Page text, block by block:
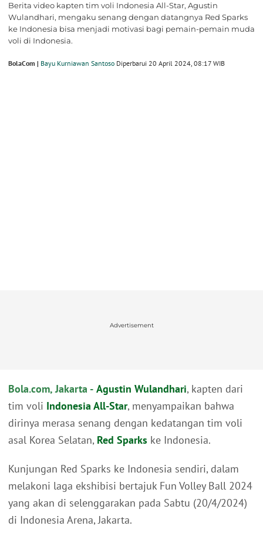
Berita video kapten tim voli Indonesia All-Star, Agustin
Wulandhari, mengaku senang dengan datangnya Red Sparks
ke Indonesia bisa menjadi motivasi bagi pemain-pemain muda
voli di Indonesia.
BolaCom | Bayu Kurniawan Santoso Diperbarui 20 April 2024, 08:17 WIB
Advertisement
Bola.com, Jakarta - Agustin Wulandhari, kapten dari
tim voli Indonesia All-Star, menyampaikan bahwa
dirinya merasa senang dengan kedatangan tim voli
asal Korea Selatan, Red Sparks ke Indonesia.
Kunjungan Red Sparks ke Indonesia sendiri, dalam
melakoni laga ekshibisi bertajuk Fun Volley Ball 2024
yang akan di selenggarakan pada Sabtu (20/4/2024)
di Indonesia Arena, Jakarta.